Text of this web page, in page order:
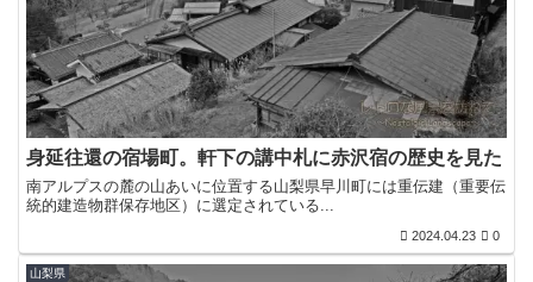
身延往還の宿場町。軒下の講中札に赤沢宿の歴史を見た
南アルプスの麓の山あいに位置する山梨県早川町には重伝建（重要伝
統的建造物群保存地区）に選定されている...
2024.04.23 0
山梨県